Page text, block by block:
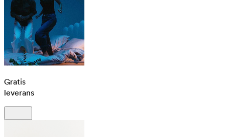
Gratis
leverans